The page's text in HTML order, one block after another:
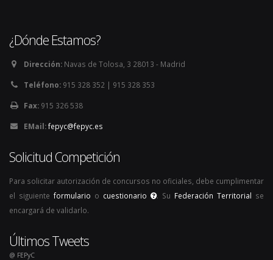
¿Dónde Estamos?
Dirección: Navas de Tolosa, 3 28013 - Madrid
Teléfono: 915 328 352 | 915 328 353
Fax: 915 326 538
EMail:fepyc@fepyc.es
Solicitud Competición
Para solicitar autorización de concursos no oficiales, debe cumplimentar
el siguiente formulario o cuestionario . Su Federación Territorial se
encargará de validarlo.
Últimos Tweets
@ FEPyC